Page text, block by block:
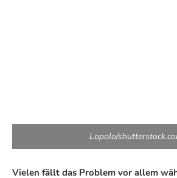
Lopolo/
Vielen fällt das Problem vor allem